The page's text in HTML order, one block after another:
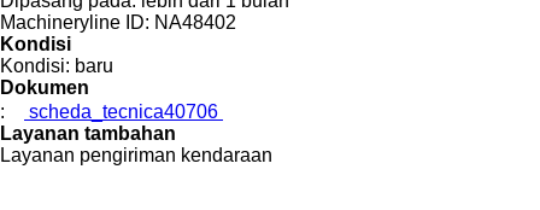
Machineryline ID: NA48402
Kondisi
Kondisi: baru
Dokumen
:
scheda_tecnica40706
Layanan tambahan
Layanan pengiriman kendaraan